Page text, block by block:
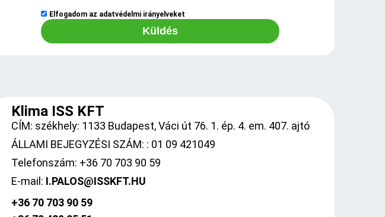
Elfogadom az adatvédelmi irányelveket
Küldés
Klima ISS KFT
CÍM: székhely: 1133 Budapest, Váci út 76. 1. ép. 4. em. 407. ajtó
ÁLLAMI BEJEGYZÉSI SZÁM: : 01 09 421049
Telefonszám: +36 70 703 90 59
E-mail: I.PALOS@ISSKFT.HU
+36 70 703 90 59